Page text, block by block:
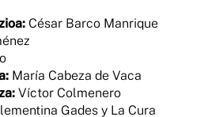
César Barco Manrique
María Cabeza de Vaca
Víctor Colmenero
Gades y La Cura